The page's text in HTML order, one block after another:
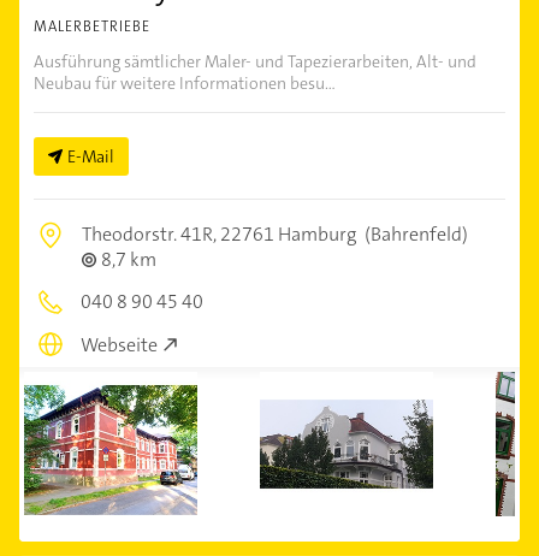
MALERBETRIEBE
Ausführung sämtlicher Maler- und Tapezierarbeiten, Alt- und
Neubau für weitere Informationen besu...
E-Mail
Theodorstr. 41R,22761 Hamburg (Bahrenfeld)
8,7 km
040 8 90 45 40
Webseite